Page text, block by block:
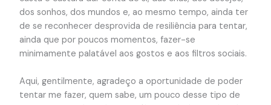
dos sonhos, dos mundos e, ao mesmo tempo, ainda ter
de se reconhecer desprovida de resiliência para tentar,
ainda que por poucos momentos, fazer-se
minimamente palatável aos gostos e aos filtros sociais.
Aqui, gentilmente, agradeço a oportunidade de poder
tentar me fazer, quem sabe, um pouco desse tipo de